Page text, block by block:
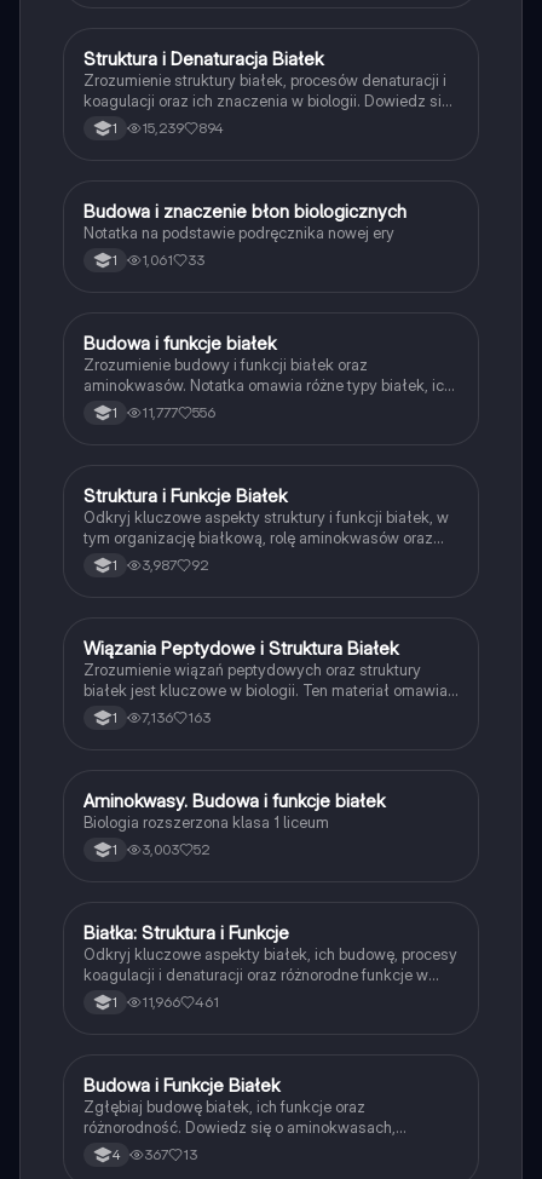
chcą poszerzyć swoją wiedzę o białkach.
Biologia
Struktura i Denaturacja Białek
Zrozumienie struktury białek, procesów denaturacji i
koagulacji oraz ich znaczenia w biologii. Dowiedz się
o różnych rodzajach białek, ich funkcjach oraz
metodach wykrywania. Idealne dla studentów biologii
1 15,239 894
Biologia
Budowa i znaczenie błon biologicznych
Notatka na podstawie podręcznika nowej ery
1 1,061 33
Biologia
Budowa i funkcje białek
Zrozumienie budowy i funkcji białek oraz
aminokwasów. Notatka omawia różne typy białek, ich
struktury (pierwszorzędowa, drugorzędowa,
trzeciorzędowa, czwartorzędowa) oraz funkcje w
1 11,777 556
Biologia
Struktura i Funkcje Białek
Odkryj kluczowe aspekty struktury i funkcji białek, w
tym organizację białkową, rolę aminokwasów oraz
mechanizmy ich działania. Notatka zawiera
szczegółowe informacje na temat peptydów,
1 3,987 92
Biologia
Wiązania Peptydowe i Struktura Białek
Zrozumienie wiązań peptydowych oraz struktury
białek jest kluczowe w biologii. Ten materiał omawia
proces syntezy łańcuchów peptydowych, różne
poziomy strukturalne białek (1, 2, 3, 4 rzędowa) oraz
budowy.
1 7,136 163
Biologia
Aminokwasy. Budowa i funkcje białek
Biologia rozszerzona klasa 1 liceum
1 3,003 52
Biologia
Białka: Struktura i Funkcje
Odkryj kluczowe aspekty białek, ich budowę, procesy
koagulacji i denaturacji oraz różnorodne funkcje w
organizmach. Materiał obejmuje szczegółowe
informacje o aminokwasach, wiązaniach
1 11,966 461
Biologia
Budowa i Funkcje Białek
Zgłębiaj budowę białek, ich funkcje oraz
różnorodność. Dowiedz się o aminokwasach,
strukturze białek (I-IV rzędu) oraz ich roli w
organizmach. Idealne dla studentów biologii i
4 367 13